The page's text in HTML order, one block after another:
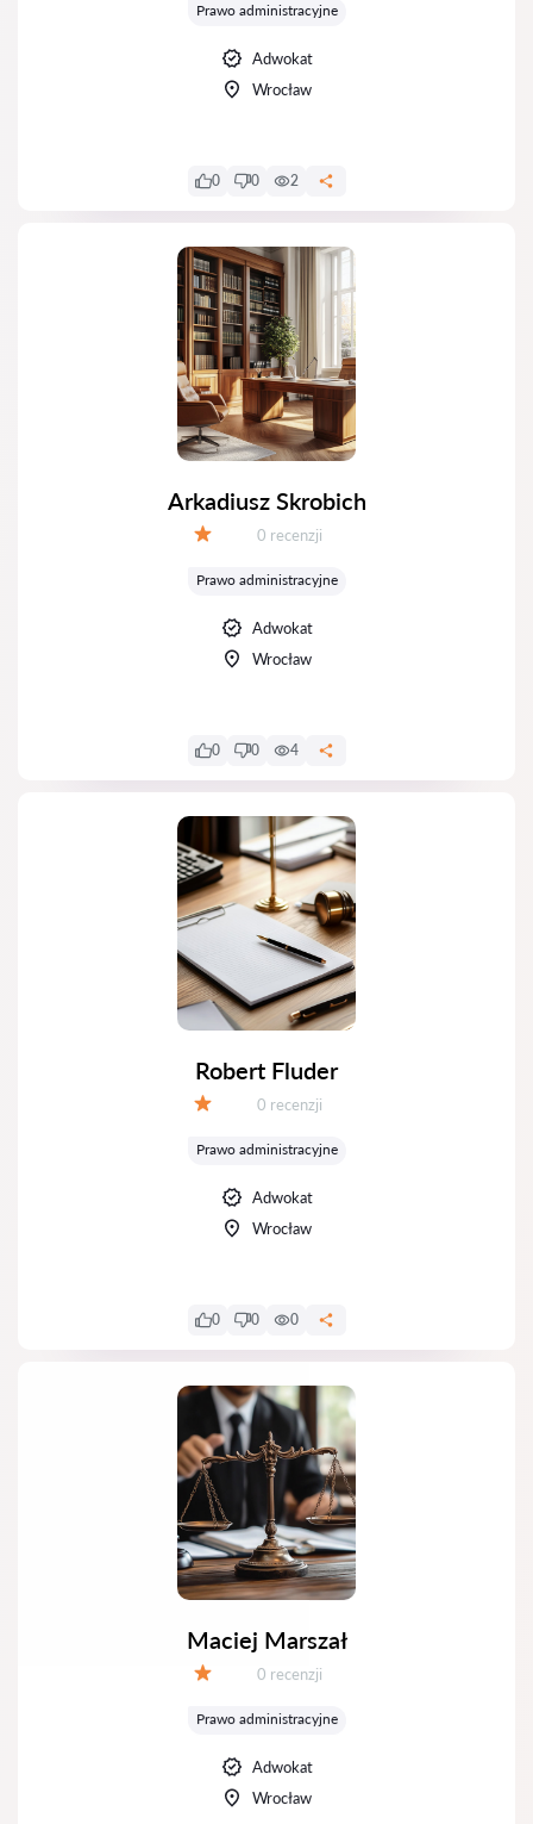
Prawo administracyjne
Adwokat
Wrocław
0 0 2
Arkadiusz Skrobich
Recenzji:
0 recenzji
Prawo administracyjne
Adwokat
Wrocław
0 0 4
Robert Fluder
Recenzji:
0 recenzji
Prawo administracyjne
Adwokat
Wrocław
0 0 0
Maciej Marszał
Recenzji:
0 recenzji
Prawo administracyjne
Adwokat
Wrocław